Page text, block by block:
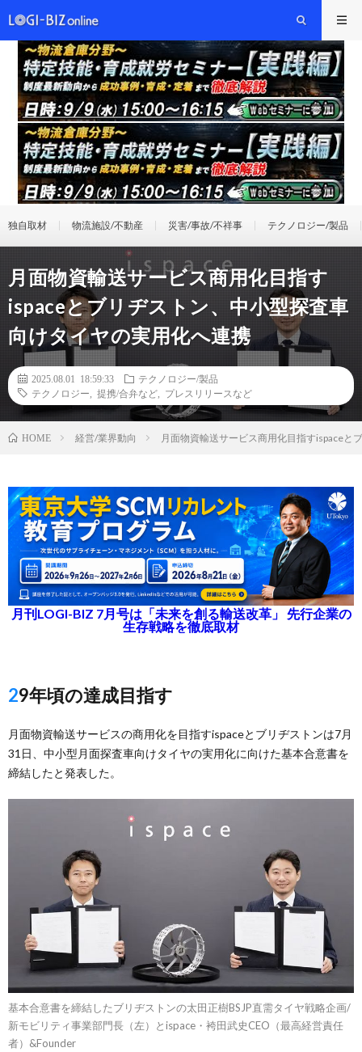
独自取材 物流施設/不動産 災害/事故/不祥事 テクノロジー/製品
月面物資輸送サービス商用化目指す
ispaceとブリヂストン、中小型探査車
向けタイヤの実用化へ連携
2025.08.01 18:59:33
テクノロジー/製品
テクノロジー
提携/合弁など プレスリリースなど
HOME 経営/業界動向 月面物資輸送サービス商用化目指すispaceと
月刊LOGI-BIZ 7月号は「未来を創る輸送改革」 先行企業の
生存戦略を徹底取材
29年頃の達成目指す
月面物資輸送サービスの商用化を目指すispaceとブリヂストンは7月
31日、中小型月面探査車向けタイヤの実用化に向けた基本合意書を
締結したと発表した。
基本合意書を締結したブリヂストンの太田正樹BSJP直需タイヤ戦略企画/
新モビリティ事業部門長（左）とispace・袴田武史CEO（最高経営責任
者）&Founder